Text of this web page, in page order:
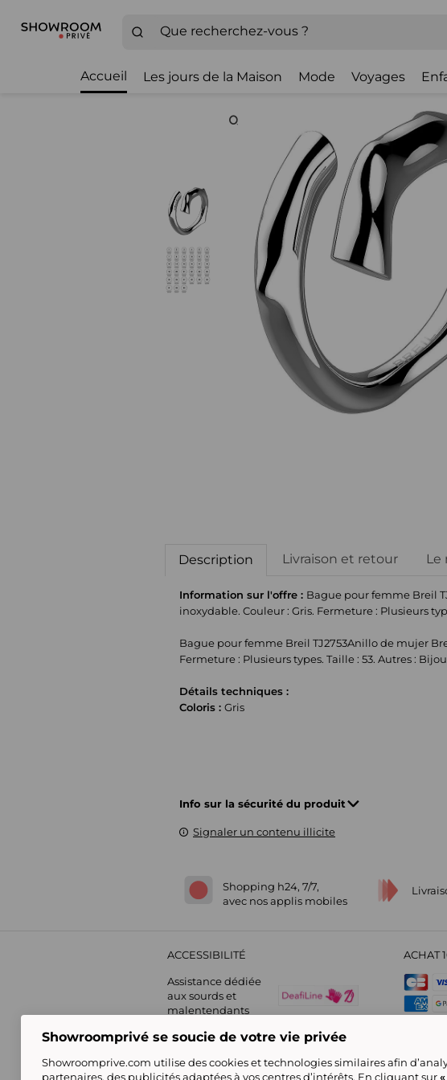
Accueil Les jours de la Maison Mode Voyages
Description Livraison et retour Le
Information sur l'offre : Bague pour femme Breil
inoxydable. Couleur : Gris. Fermeture : Plusieurs
Bague pour femme Breil TJ2753Anillo de mujer
Fermeture : Plusieurs types. Taille : 53. Autres :
Détails techniques :
Coloris :Gris
Info sur la sécurité du produit
Signaler un contenu illicite
Shopping h24, 7/7,
avec nos applis mobiles
ACCESSIBILITÉ
Assistance dédiée
aux sourds et
malentendants
ACHAT
Showroomprivé se soucie de votre vie privée
Showroomprive.com utilise des cookies et technologies similaires afin
partenaires, des publicités adaptées à vos centres d’intérêts. En cliquant sur